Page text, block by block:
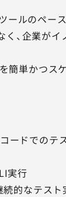
ルのペー
、企業が
単かつス
ードでのテ
実行
続的なテスト